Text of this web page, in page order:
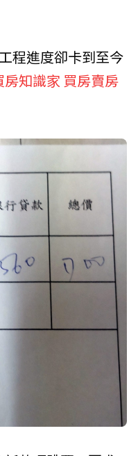
程進度卻卡到至今
房知識家 買房賣房